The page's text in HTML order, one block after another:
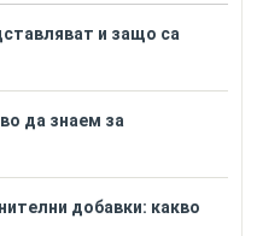
и защо са
да знаем за
добавки: какво